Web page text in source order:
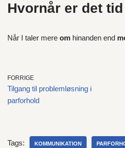
Hvornår er det
Når I taler mere om hinanden end
FORRIGE
Tilgang til problemløsning i
parforhold
Tags: KOMMUNIKATION